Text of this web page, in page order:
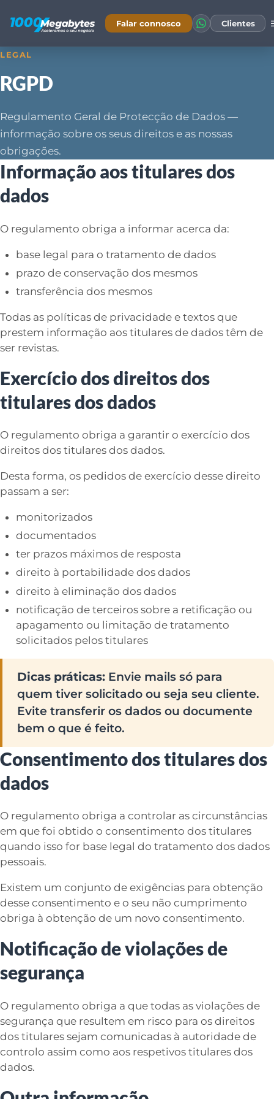
Falar connosco Clientes
LEGAL
RGPD
Regulamento Geral de Protecção de Dados —
informação sobre os seus direitos e as nossas
obrigações.
Informação aos titulares dos
dados
O regulamento obriga a informar acerca da:
base legal para o tratamento de dados
prazo de conservação dos mesmos
transferência dos mesmos
Todas as políticas de privacidade e textos que
prestem informação aos titulares de dados têm de
ser revistas.
Exercício dos direitos dos
titulares dos dados
O regulamento obriga a garantir o exercício dos
direitos dos titulares dos dados.
Desta forma, os pedidos de exercício desse direito
passam a ser:
monitorizados
documentados
ter prazos máximos de resposta
direito à portabilidade dos dados
direito à eliminação dos dados
notificação de terceiros sobre a retificação ou
apagamento ou limitação de tratamento
solicitados pelos titulares
Dicas práticas: Envie mails só para
quem tiver solicitado ou seja seu cliente.
Evite transferir os dados ou documente
bem o que é feito.
Consentimento dos titulares dos
dados
O regulamento obriga a controlar as circunstâncias
em que foi obtido o consentimento dos titulares
quando isso for base legal do tratamento dos dados
pessoais.
Existem um conjunto de exigências para obtenção
desse consentimento e o seu não cumprimento
obriga à obtenção de um novo consentimento.
Notificação de violações de
segurança
O regulamento obriga a que todas as violações de
segurança que resultem em risco para os direitos
dos titulares sejam comunicadas à autoridade de
controlo assim como aos respetivos titulares dos
dados.